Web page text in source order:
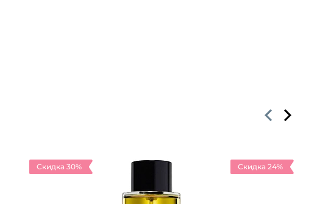
Скидка 30% Скидка 24%